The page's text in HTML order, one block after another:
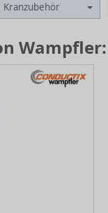
Kranzubehör
Wampfler: